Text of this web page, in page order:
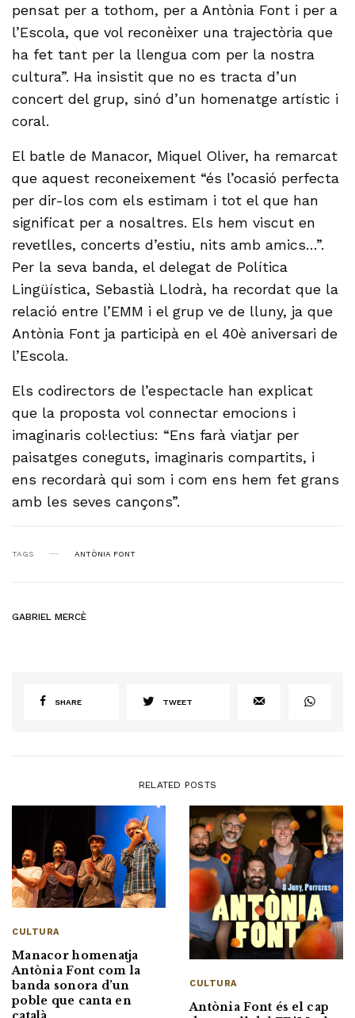
pensat per a tothom, per a Antònia Font i per a
l’Escola, que vol reconèixer una trajectòria que
ha fet tant per la llengua com per la nostra
cultura”. Ha insistit que no es tracta d’un
concert del grup, sinó d’un homenatge artístic i
coral.
El batle de Manacor, Miquel Oliver, ha remarcat
que aquest reconeixement “és l’ocasió perfecta
per dir-los com els estimam i tot el que han
significat per a nosaltres. Els hem viscut en
revetlles, concerts d’estiu, nits amb amics…”.
Per la seva banda, el delegat de Política
Lingüística, Sebastià Llodrà, ha recordat que la
relació entre l’EMM i el grup ve de lluny, ja que
Antònia Font ja participà en el 40è aniversari de
l’Escola.
Els codirectors de l’espectacle han explicat
que la proposta vol connectar emocions i
imaginaris col·lectius: “Ens farà viatjar per
paisatges coneguts, imaginaris compartits, i
ens recordarà qui som i com ens hem fet grans
amb les seves cançons”.
TAGS ANTÒNIA FONT
GABRIEL MERCÈ
SHARE TWEET
RELATED POSTS
CULTURA
Manacor homenatja
Antònia Font com la
banda sonora d’un
poble que canta en
CULTURA
Antònia Font és el cap